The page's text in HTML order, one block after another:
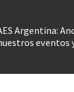
Argentina:
eventos